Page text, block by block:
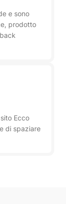
e sono
prodotto
Ecco
di spaziare